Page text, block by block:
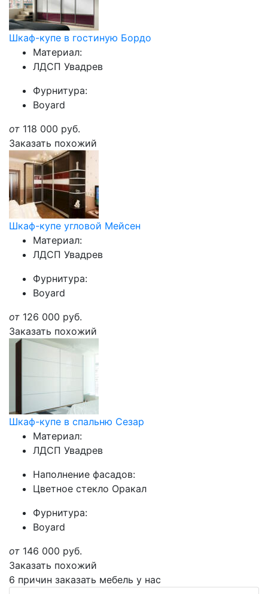
Шкаф-купе в гостиную Бордо
Материал:
ЛДСП Увадрев
Фурнитура:
Boyard
от 118 000 руб.
Заказать похожий
Шкаф-купе угловой Мейсен
Материал:
ЛДСП Увадрев
Фурнитура:
Boyard
от 126 000 руб.
Заказать похожий
Шкаф-купе в спальню Сезар
Материал:
ЛДСП Увадрев
Наполнение фасадов:
Цветное стекло Оракал
Фурнитура:
Boyard
от 146 000 руб.
Заказать похожий
6 причин заказать мебель у нас